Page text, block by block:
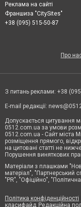
Реклама на сайті
Франшиза "CitySites"
+38 (095) 515-50-87
Про
З питань реклами: +38
E-mail редакції:
Допускається цитування
0512.com.ua за умови
0512.com.ua - Сайт міста
розміщення прямого,
на цитовані статті не
Порушення виняткових
Матеріали з плашками
матеріал", "Партнерський
"PR", "Офіційно",
Політика конфіденційності
класифайд Редакційна